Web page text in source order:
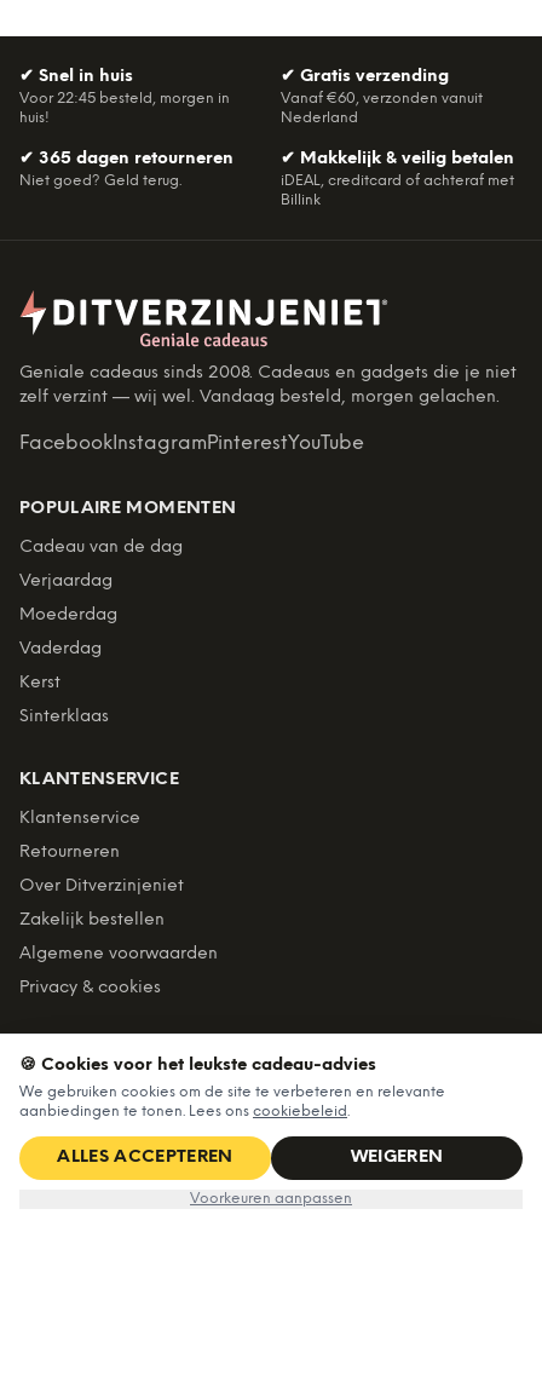
IN WINKELWAGEN
✔ Snel in huis
Voor 22:45 besteld, morgen in
huis!
✔ Gratis verzending
Vanaf €60, verzonden vanuit
Nederland
✔ 365 dagen retourneren
Niet goed? Geld terug.
✔ Makkelijk & veilig betalen
iDEAL, creditcard of achteraf met
Billink
Geniale cadeaus sinds 2008. Cadeaus en gadgets die je niet
zelf verzint — wij wel. Vandaag besteld, morgen gelachen.
Facebook InstagramPinterestYouTube
POPULAIRE MOMENTEN
Cadeau van de dag
Verjaardag
Moederdag
Vaderdag
Kerst
Sinterklaas
KLANTENSERVICE
Klantenservice
Retourneren
Over Ditverzinjeniet
Zakelijk bestellen
Algemene voorwaarden
Privacy & cookies
Billink = achteraf betalen
🍪 Cookies voor het leukste cadeau-advies
We gebruiken cookies om de site te verbeteren en relevante
aanbiedingen te tonen. Lees ons cookiebeleid.
ALLES ACCEPTEREN WEIGEREN
Voorkeuren aanpassen